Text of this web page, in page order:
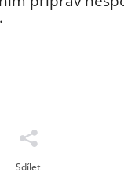
Sdílet